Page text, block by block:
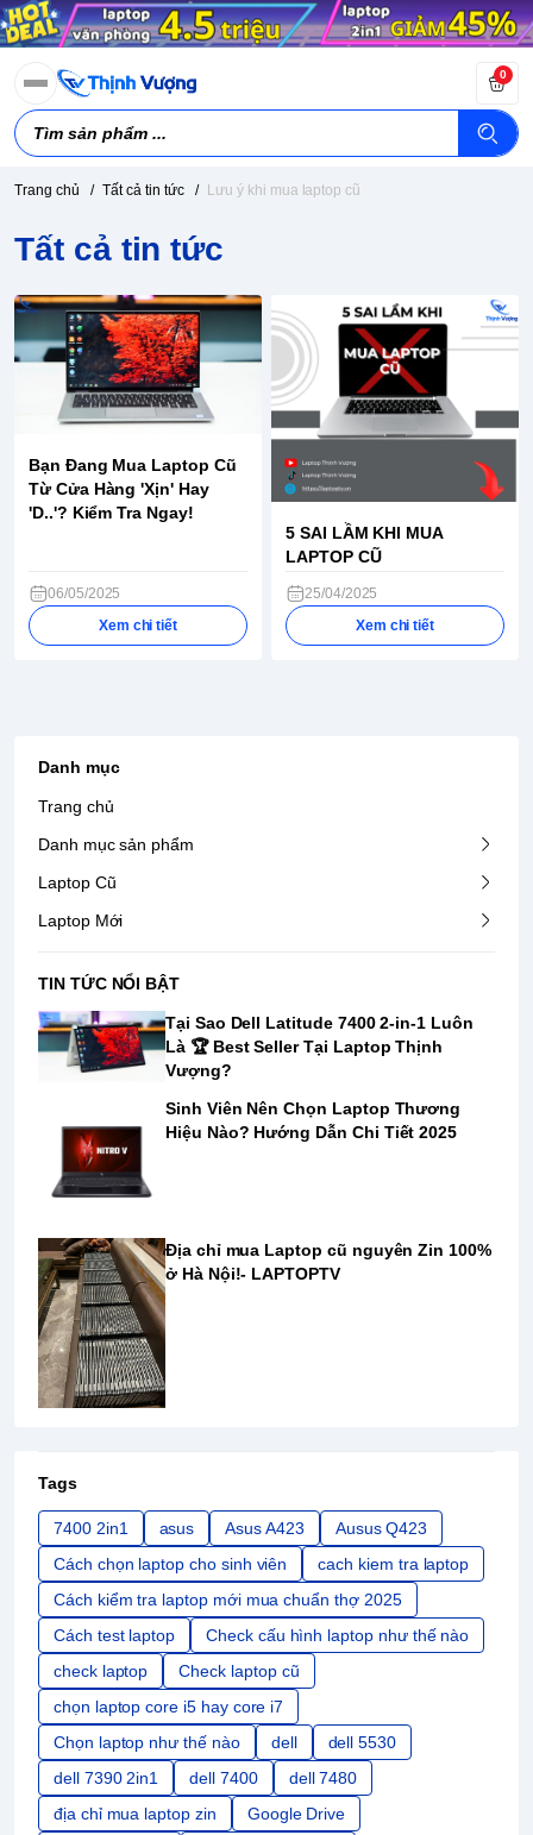
0
Trang chủ / Tất cả tin tức / Lưu ý khi mua laptop cũ
Tất cả tin tức
Bạn Đang Mua Laptop Cũ
Từ Cửa Hàng 'Xịn' Hay
'D..'? Kiểm Tra Ngay!
06/05/2025
Xem chi tiết
5 SAI LẦM KHI MUA
LAPTOP CŨ
25/04/2025
Xem chi tiết
Danh mục
Trang chủ
Danh mục sản phẩm
Laptop Cũ
Laptop Mới
TIN TỨC NỔI BẬT
Tại Sao Dell Latitude 7400 2-in-1 Luôn
Là ️🏆 Best Seller Tại Laptop Thịnh
Vượng?
Sinh Viên Nên Chọn Laptop Thương
Hiệu Nào? Hướng Dẫn Chi Tiết 2025
Địa chỉ mua Laptop cũ nguyên Zin 100%
ở Hà Nội!- LAPTOPTV
Tags
7400 2in1 asus Asus A423
Ausus Q423
Cách chọn laptop cho sinh viên
cach kiem tra laptop
Cách kiểm tra laptop mới mua chuẩn thợ 2025
Cách test laptop
Check cấu hình laptop như thế nào
check laptop
Check laptop cũ
chọn laptop core i5 hay core i7
Chọn laptop như thế nào
dell
dell 5530
dell 7390 2in1
dell 7400
dell 7480
địa chỉ mua laptop zin
Google Drive